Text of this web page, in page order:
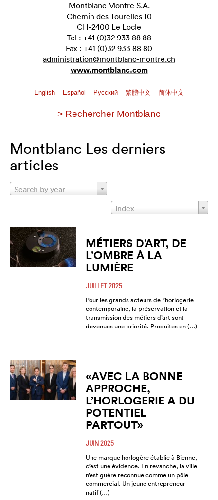
Montblanc Montre S.A.
Chemin des Tourelles 10
CH-2400 Le Locle
Tel : +41 (0)32 933 88 88
Fax : +41 (0)32 933 88 80
administration@montblanc-montre.ch
www.montblanc.com
English Español Pусский 繁體中文 简体中文
> Rechercher Montblanc
Montblanc Les derniers
articles
Search by year
Index
MÉTIERS D’ART, DE
L’OMBRE À LA
LUMIÈRE
JUILLET 2025
Pour les grands acteurs de l’horlogerie
contemporaine, la préservation et la
transmission des métiers d’art sont
devenues une priorité. Produites en (…)
«AVEC LA BONNE
APPROCHE,
L’HORLOGERIE A DU
POTENTIEL
PARTOUT»
JUIN 2025
Une marque horlogère établie à Bienne,
c’est une évidence. En revanche, la ville
n’est guère reconnue comme un pôle
commercial. Un jeune entrepreneur
natif (…)